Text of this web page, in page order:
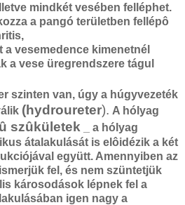
mindkét vesében felléphet.
a pangó területben fellépô
vesemedence kimenetnél
a vese üregrendszere tágul
szinten van, úgy a húgyvezeték
(hydroureter). A hólyag
szûkületek _ a hólyag
átalakulását is elôidézik a két
együtt. Amennyiben az
fel, és nem szüntetjük
károsodások lépnek fel a
igen nagy a